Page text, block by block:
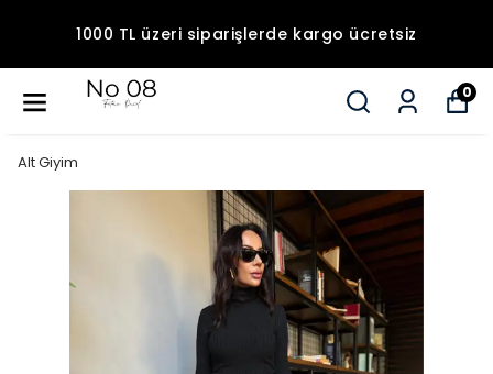
1000 TL üzeri siparişlerde kargo ücretsiz
0
Alt Giyim